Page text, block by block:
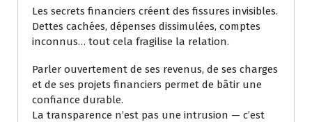
Les secrets financiers créent des fissures invisibles.
Dettes cachées, dépenses dissimulées, comptes
inconnus… tout cela fragilise la relation.
Parler ouvertement de ses revenus, de ses charges
et de ses projets financiers permet de bâtir une
confiance durable.
La transparence n’est pas une intrusion — c’est